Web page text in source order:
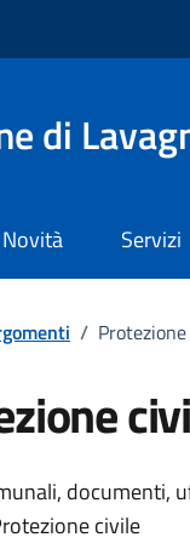
di
Novità Servizi
/
documenti,
civile